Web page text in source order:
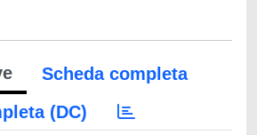
Scheda completa
(DC)